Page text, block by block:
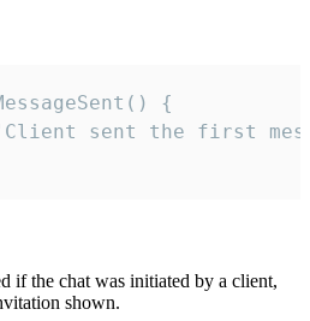
{
sent the first
if the chat was initiated by a client,
shown.